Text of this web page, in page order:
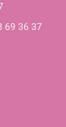
69 36 37